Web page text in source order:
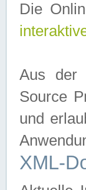
Die
Aus der
Source
und
XML-